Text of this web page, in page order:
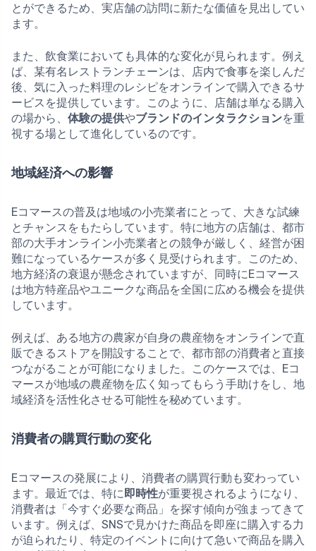
とができるため、実店舗の訪問に新たな価値を見出してい
ます。
また、飲食業においても具体的な変化が見られます。例え
ば、某有名レストランチェーンは、店内で食事を楽しんだ
後、気に入った料理のレシピをオンラインで購入できるサ
ービスを提供しています。このように、店舗は単なる購入
の場から、 体験の提供やブランドのインタラクションを重
視する場として進化しているのです。
地域経済への影響
Eコマースの普及は地域の小売業者にとって、大きな試練
とチャンスをもたらしています。特に地方の店舗は、都市
部の大手オンライン小売業者との競争が厳しく、経営が困
難になっているケースが多く見受けられます。このため、
地方経済の衰退が懸念されていますが、同時にEコマース
は地方特産品やユニークな商品を全国に広める機会を提供
しています。
例えば、ある地方の農家が自身の農産物をオンラインで直
販できるストアを開設することで、都市部の消費者と直接
つながることが可能になりました。このケースでは、Eコ
マースが地域の農産物を広く知ってもらう手助けをし、地
域経済を活性化させる可能性を秘めています。
消費者の購買行動の変化
Eコマースの発展により、消費者の購買行動も変わってい
ます。最近では、特に即時性が重要視されるようになり、
消費者は「今すぐ必要な商品」を探す傾向が強まってきて
います。例えば、SNSで見かけた商品を即座に購入する力
が迫られたり、特定のイベントに向けて急いで商品を購入